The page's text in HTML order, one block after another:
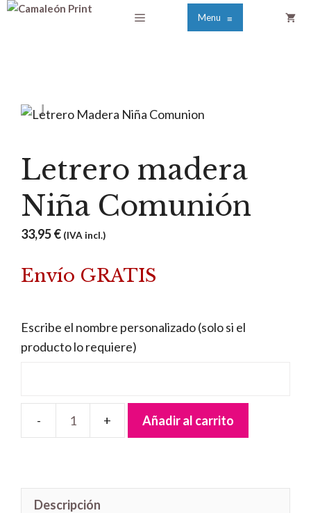
Saltar
Menú Menu ≡
Letrero madera
Niña Comunión
33,95€ (IVA incl.)
Envío GRATIS
Escribe el nombre personalizado (solo si el
producto lo requiere)
Letrero
Comunión
Añadir al carrito
Descripción